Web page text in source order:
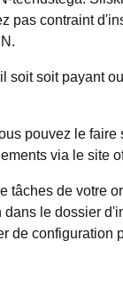
pas contraint
soit payant
pouvez le
via le site
de votre
le dossier
de configuration